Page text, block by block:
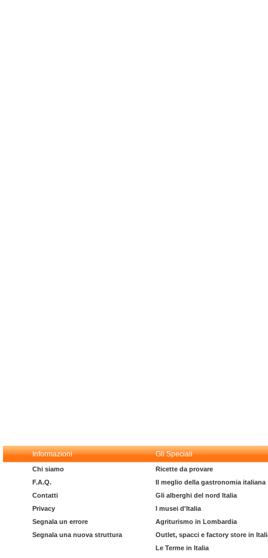
Informazioni Gli Speciali
Chi siamo
F.A.Q.
Contatti
Privacy
Segnala un errore
Segnala una nuova struttura
Ricette da provare
Il meglio della gastronomia italiana
Gli alberghi del nord Italia
I musei d'Italia
Agriturismo in Lombardia
Outlet, spacci e factory store in
Le Terme in Italia